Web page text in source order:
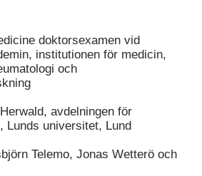
doktorsexamen vid
institutionen för medicin,
och
avdelningen för
Lunds universitet, Lund
Telemo, Jonas Wetterö och